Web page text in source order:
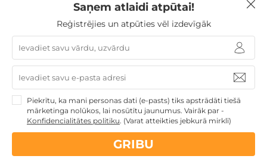
Dienas Spa Dāvanas Sieviešu dienā
Dāvanas
ģimenei
3 personu ĢIMENEI
4 personu ĢIMENEI
Ģimenes atpūta
apkalpošanas un administrācijas
Saņem atlaidi atpūtai!
Reģistrējies un atpūties vēl izdevīgāk
Piekrītu, ka mani personas dati (e-pasts) tiks apstrādāti tiešā
mārketinga nolūkos, lai nosūtītu jaunumus. Vairāk par -
Konfidencialitātes politiku. (Varat atteikties jebkurā mirklī)
GRIBU